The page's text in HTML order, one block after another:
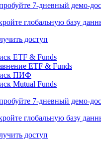
7-дневный демо-
глобальную базу
доступ
ETF & Funds
ETF & Funds
ПИФ
Mutual Funds
7-дневный демо-
глобальную базу
доступ